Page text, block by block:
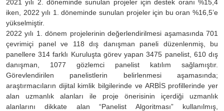
2021 yılı 2. döneminde sunulan projeler için destek oranı %15,4
iken, 2022 yılı 1. döneminde sunulan projeler için bu oran %16,5’e
yükselmiştir.
2022 yılı 1. dönem projelerinin değerlendirilmesi aşamasında 701
çevrimiçi panel ve 118 dış danışman paneli düzenlenmiş, bu
panellere 314 farklı Kuruluşta görev yapan 3475 panelist, 610 dış
danışman, 1077 gözlemci panelist katılım sağlamıştır.
Görevlendirilen panelistlerin belirlenmesi aşamasında;
araştırmacıların dijital kimlik bilgilerinde ve ARBİS profillerinde yer
alan uzmanlık alanları ile proje önerisinin içerdiği uzmanlık
alanlarını dikkate alan “Panelist Algoritması” kullanılmış,